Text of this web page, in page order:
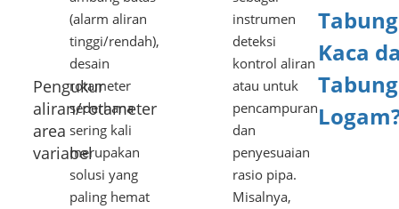
Pengukur
aliran/rotameter
area
variabel
(alarm aliran
tinggi/rendah),
desain
rotameter
sederhana
sering kali
merupakan
solusi yang
paling hemat
instrumen
deteksi
kontrol aliran
atau untuk
pencampuran
dan
penyesuaian
rasio pipa.
Misalnya,
Tabung
Kaca
Tabung